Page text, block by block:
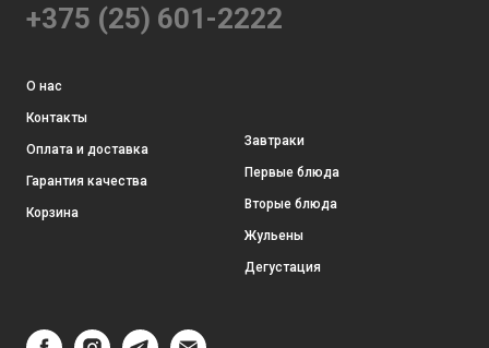
+375 (25) 601-2222
О нас
Контакты
Оплата и доставка
Гарантия качества
Корзина
Завтраки
Первые блюда
Вторые блюда
Жульены
Дегустация